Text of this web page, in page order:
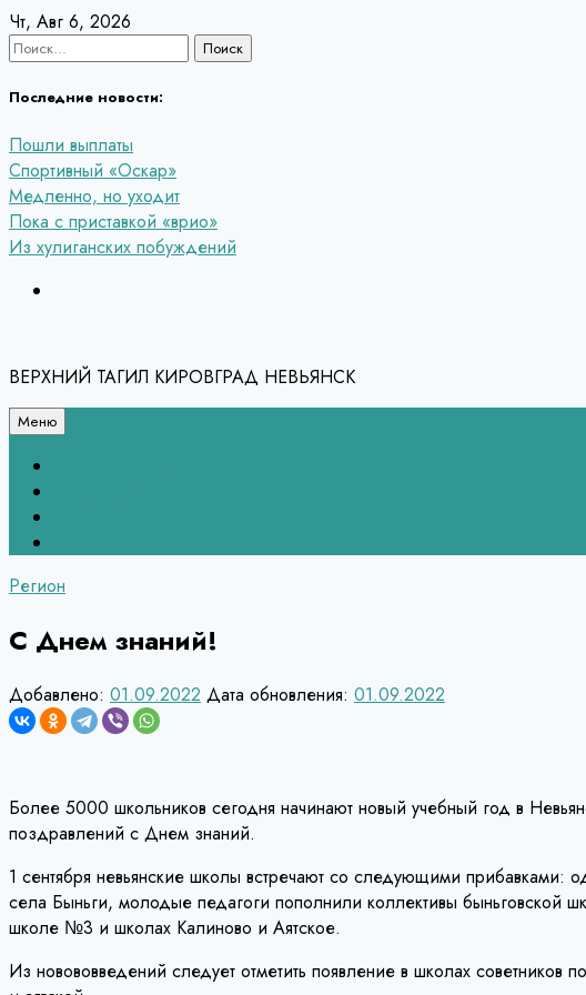
Перейти
к
Чт, Авг 6, 2026
Найти:
Последние новости:
Пошли выплаты
Спортивный «Оскар»
Медленно, но уходит
Пока с приставкой «врио»
Из хулиганских побуждений
ВЕРХНИЙ ТАГИЛ КИРОВГРАД НЕВЬЯНСК
Меню
Регион
С Днем знаний!
Добавлено: 01.09.2022 Дата обновления: 01.09.2022
Более 5000 школьников сегодня начинают новый учебный год в
поздравлений с Днем знаний.
1 сентября невьянские школы встречают со следующими прибавками:
села Быньги, молодые педагоги пополнили коллективы быньговской
школе №3 и школах Калиново и Аятское.
Из новововведений следует отметить появление в школах советников